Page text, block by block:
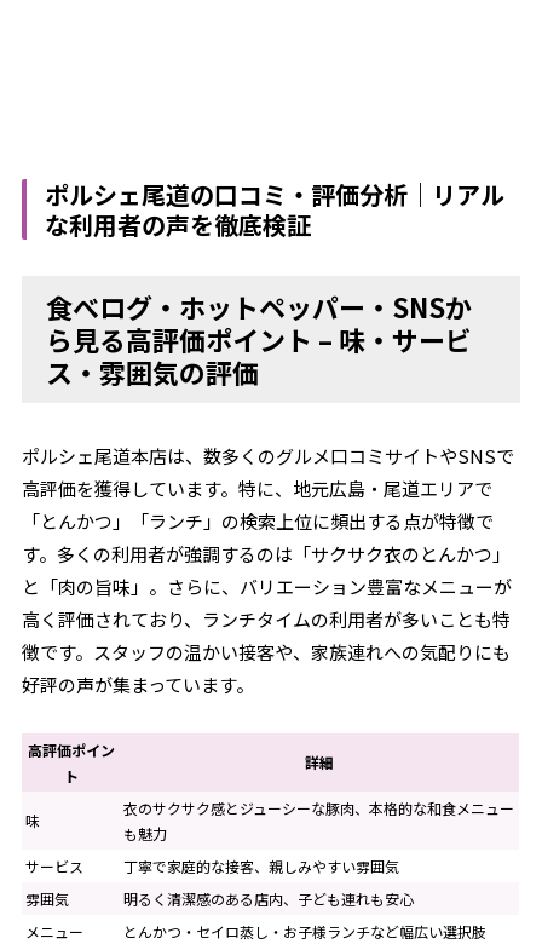
ポルシェ尾道の口コミ・評価分析｜リアル
な利用者の声を徹底検証
食べログ・ホットペッパー・SNSか
ら見る高評価ポイント – 味・サービ
ス・雰囲気の評価
ポルシェ尾道本店は、数多くのグルメ口コミサイトやSNSで
高評価を獲得しています。特に、地元広島・尾道エリアで
「とんかつ」「ランチ」の検索上位に頻出する点が特徴で
す。多くの利用者が強調するのは「サクサク衣のとんかつ」
と「肉の旨味」。さらに、バリエーション豊富なメニューが
高く評価されており、ランチタイムの利用者が多いことも特
徴です。スタッフの温かい接客や、家族連れへの気配りにも
好評の声が集まっています。
高評価ポイン
ト
詳細
味
衣のサクサク感とジューシーな豚肉、本格的な和食メニュー
も魅力
サービス
丁寧で家庭的な接客、親しみやすい雰囲気
雰囲気
明るく清潔感のある店内、子ども連れも安心
メニュー
とんかつ・セイロ蒸し・お子様ランチなど幅広い選択肢